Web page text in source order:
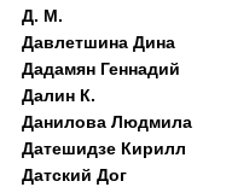
Д. M.
Давлетшина Дина
Дадамян Геннадий
Далин К.
Данилова Людмила
Датешидзе Кирилл
Датский Дог